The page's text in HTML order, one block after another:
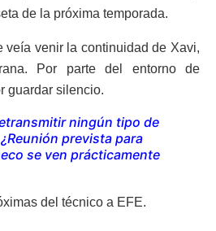
de la próxima temporada.
veía venir la continuidad de Xavi,
Por parte del entorno de
guardar silencio.
ningún tipo de
prevista para
se ven prácticamente
del técnico a EFE.